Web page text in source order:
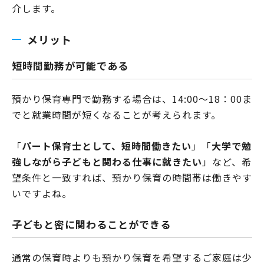
介します。
メリット
短時間勤務が可能である
預かり保育専門で勤務する場合は、14:00～18：00ま
でと就業時間が短くなることが考えられます。
「パート保育士として、短時間働きたい」「大学で勉
強しながら子どもと関わる仕事に就きたい」など、希
望条件と一致すれば、預かり保育の時間帯は働きやす
いですよね。
子どもと密に関わることができる
通常の保育時よりも預かり保育を希望するご家庭は少